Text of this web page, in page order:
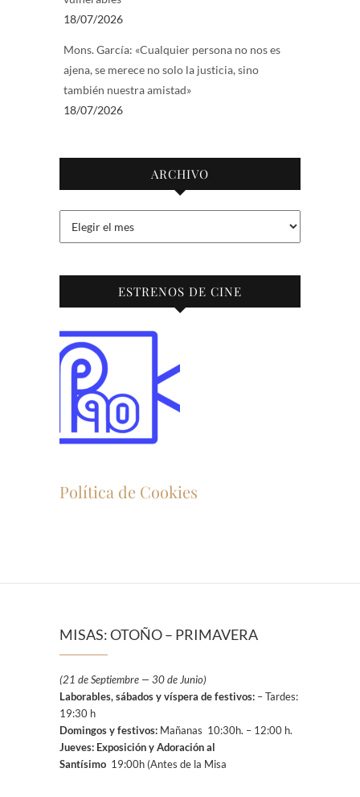
18/07/2026
Mons. García: «Cualquier persona no nos es
ajena, se merece no solo la justicia, sino
también nuestra amistad»
18/07/2026
ARCHIVO
ESTRENOS DE CINE
Política de Cookies
MISAS: OTOÑO – PRIMAVERA
(21 de Septiembre — 30 de Junio)
Laborables, sábados y víspera de festivos: – Tardes:
19:30 h
Domingos y festivos: Mañanas 10:30h. – 12:00 h.
Jueves: Exposición y Adoración al
Santísimo 19:00h (Antes de la Misa